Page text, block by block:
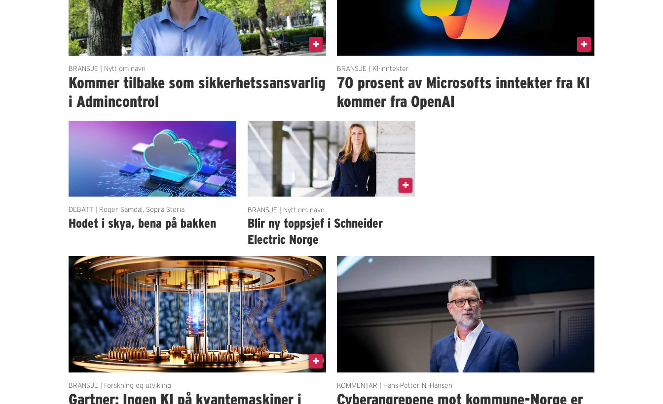
BRANSJE | Nytt om navn
Kommer tilbake som sikkerhetssansvarlig
i Admincontrol
BRANSJE | KI-inntekter
70 prosent av Microsofts inntekter fra KI
kommer fra OpenAI
DEBATT | Roger Samdal, Sopra Steria
Hodet i skya, bena på bakken
BRANSJE | Nytt om navn
Blir ny toppsjef i Schneider
Electric Norge
BRANSJE | Forskning og utvikling
Gartner: Ingen KI på kvantemaskiner i
KOMMENTAR | Hans-Petter N.-Hansen
Cyberangrepene mot kommune-Norge er